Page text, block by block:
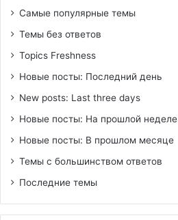
Самые популярные темы
Темы без ответов
Topics Freshness
Новые посты: Последний день
New posts: Last three days
Новые посты: На прошлой неделе
Новые посты: В прошлом месяце
Темы с большинством ответов
Последние темы